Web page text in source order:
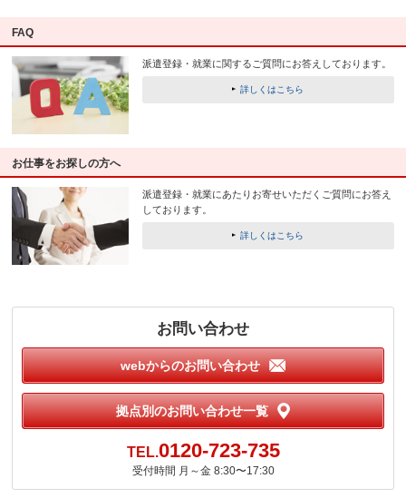
FAQ
派遣登録・就業に関するご質問にお答えしております。
詳しくはこちら
お仕事をお探しの方へ
派遣登録・就業にあたりお寄せいただくご質問にお答え
しております。
詳しくはこちら
お問い合わせ
webからのお問い合わせ
拠点別のお問い合わせ一覧
TEL.0120-723-735
受付時間 月～金 8:30〜17:30